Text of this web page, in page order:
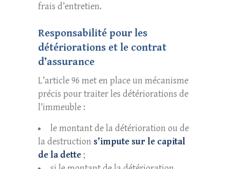
frais d’entretien.
Responsabilité pour les
détériorations et le contrat
d’assurance
L’article 96 met en place un mécanisme
précis pour traiter les détériorations de
l’immeuble :
le montant de la détérioration ou de
la destruction s’impute sur le capital
de la dette ;